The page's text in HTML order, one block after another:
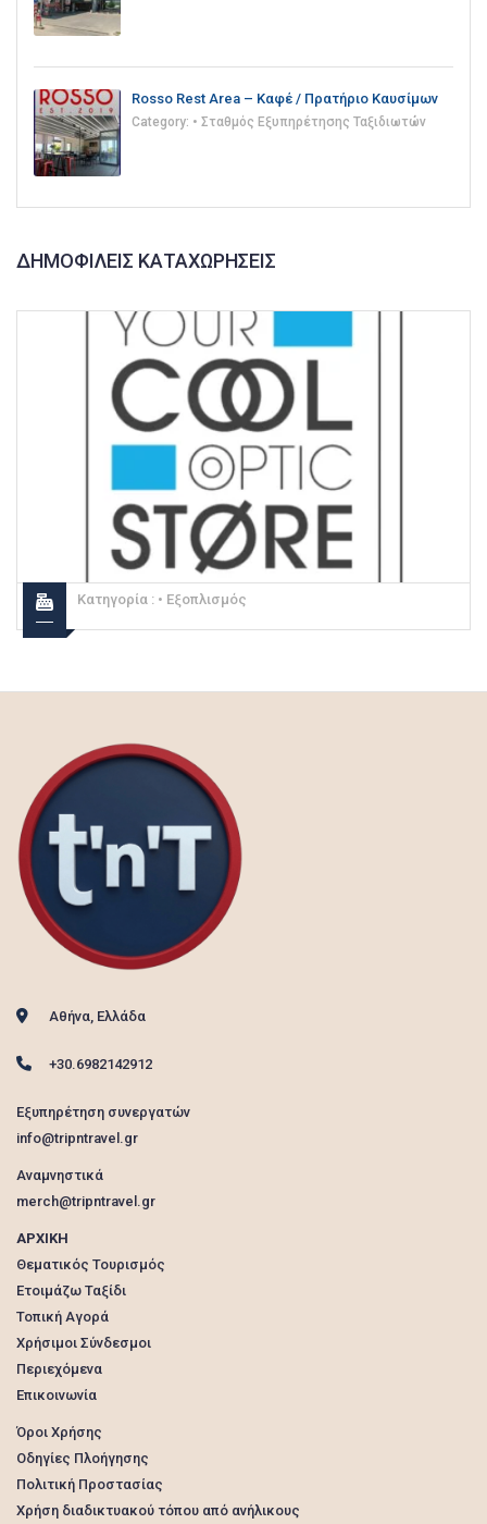
Rosso Rest Area – Καφέ / Πρατήριο Καυσίμων
Category: • Σταθμός Εξυπηρέτησης Ταξιδιωτών
ΔΗΜΟΦΙΛΕΊΣ ΚΑΤΑΧΩΡΉΣΕΙΣ
Κατηγορία : • Εξοπλισμός
Αθήνα, Ελλάδα
+30.6982142912
Εξυπηρέτηση συνεργατών
info@tripntravel.gr
Αναμνηστικά
merch@tripntravel.gr
ΑΡΧΙΚΗ
Θεματικός Τουρισμός
Ετοιμάζω Ταξίδι
Τοπική Αγορά
Χρήσιμοι Σύνδεσμοι
Περιεχόμενα
Επικοινωνία
Όροι Χρήσης
Οδηγίες Πλοήγησης
Πολιτική Προστασίας
Χρήση διαδικτυακού τόπου από ανήλικους